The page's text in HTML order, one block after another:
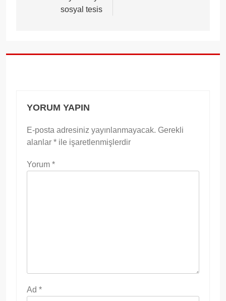
sosyal tesis
YORUM YAPIN
E-posta adresiniz yayınlanmayacak. Gerekli
alanlar * ile işaretlenmişlerdir
Yorum *
Ad *